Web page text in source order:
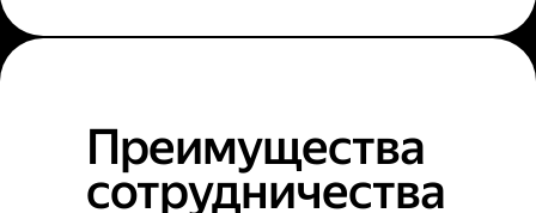
Преимущества
сотрудничества